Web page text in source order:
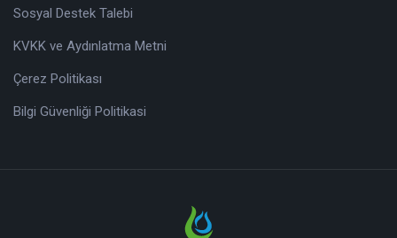
Sosyal Destek Talebi
KVKK ve Aydınlatma Metni
Çerez Politikası
Bilgi Güvenliği Politikasi